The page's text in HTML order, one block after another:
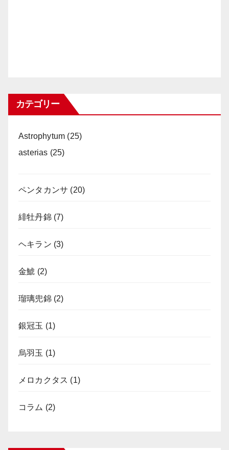
カテゴリー
Astrophytum (25)
asterias (25)
ペンタカンサ (20)
緋牡丹錦(7)
ヘキラン (3)
金鯱 (2)
瑠璃兜錦(2)
銀冠玉 (1)
烏羽玉 (1)
メロカクタス (1)
コラム (2)